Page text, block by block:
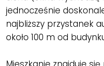
jednocześnie
najbliższy przystanek
około 100 m od